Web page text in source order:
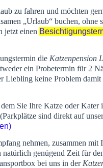
zu fahren und möchten
„Urlaub“ buchen, ohne
jetzt einen
die Katzenpension
ein Probetermin für 2
Liebling keine Problem
Sie Ihre Katze oder
sind direkt auf
nehmen, zusammen mit
natürlich genügend Zeit für
bei uns in der